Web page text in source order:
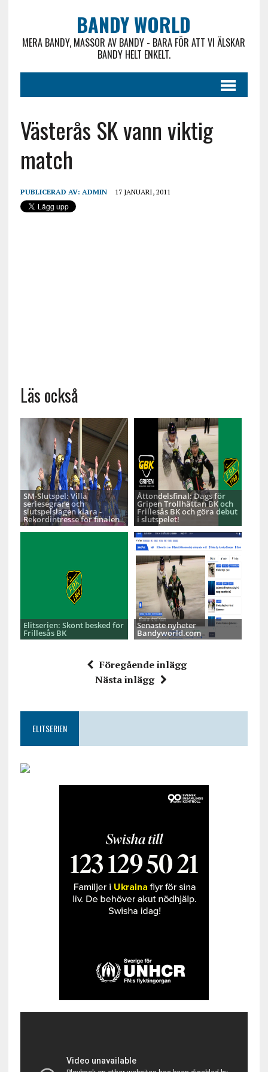
BANDY WORLD
MERA BANDY, MASSOR AV BANDY - BARA FÖR ATT VI ÄLSKAR
BANDY HELT ENKELT.
Västerås SK vann viktig
match
PUBLICERAD AV: ADMIN 17 JANUARI, 2011
Läs också
SM-Slutspel: Villa
seriesegrare och
slutspelslagen klara -
Rekordintresse för finalen
Åttondelsfinal: Dags för
Gripen Trollhättan BK och
Frillesås BK och göra debut
i slutspelet!
Elitserien: Skönt besked för
Frillesås BK
Senaste nyheter
Bandyworld.com
Föregående inlägg
Nästa inlägg
ELITSERIEN